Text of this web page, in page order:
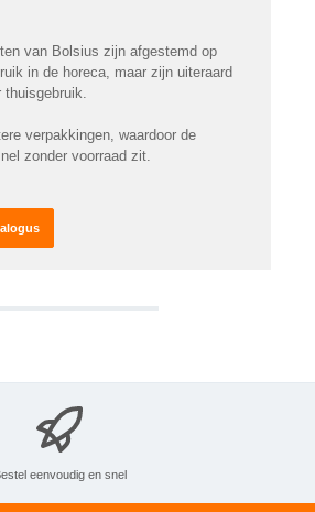
van Bolsius zijn afgestemd op
in de horeca, maar zijn uiteraard
verpakkingen, waardoor de
zonder voorraad zit.
eenvoudig en snel